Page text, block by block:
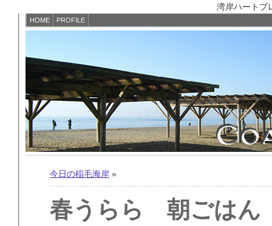
湾岸ハート
HOME PROFILE
今日の稲毛海岸 »
春うらら 朝ごはん